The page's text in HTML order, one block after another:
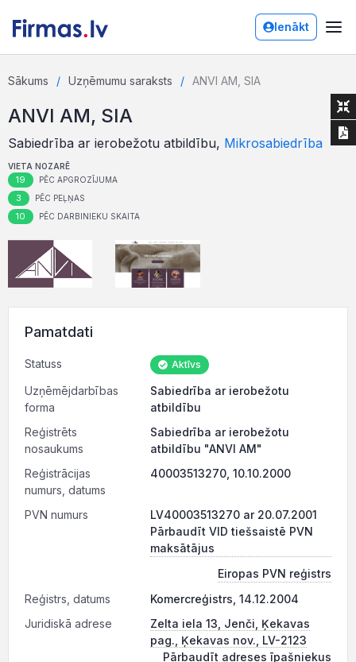
Ienākt
Sākums Uzņēmumu saraksts ANVI AM, SIA
ANVI AM, SIA
Sabiedrība ar ierobežotu atbildību, Mikrosabiedrība
VIETA NOZARĒ
19 PĒC APGROZĪJUMA
3 PĒC PEĻŅAS
10 PĒC DARBINIEKU SKAITA
Pamatdati
Statuss Aktīvs
Uzņēmējdarbības
forma
Sabiedrība ar ierobežotu
atbildību
Reģistrēts
nosaukums
Sabiedrība ar ierobežotu
atbildību "ANVI AM"
Reģistrācijas
numurs, datums
40003513270, 10.10.2000
PVN numurs
LV40003513270 ar 20.07.2001
Pārbaudīt VID tiešsaistē PVN
maksātājus
Eiropas PVN reģistrs
Reģistrs, datums
Komercreģistrs, 14.12.2004
Juridiskā adrese
Zelta iela 13, Jenči, Ķekavas
pag., Ķekavas nov., LV-2123
Pārbaudīt adreses īpašniekus